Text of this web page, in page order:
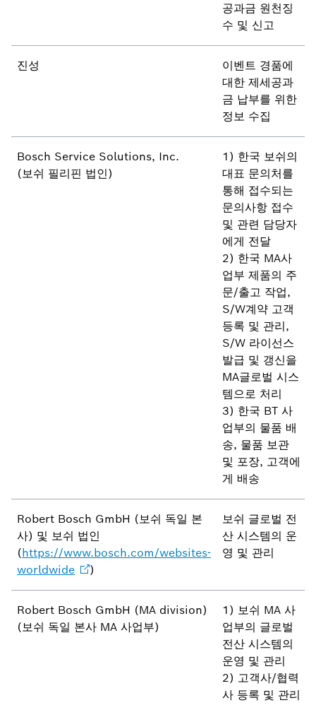
공과금 원천징
수 및 신고
진성
이벤트 경품에
대한 제세공과
금 납부를 위한
정보 수집
Bosch Service Solutions, Inc.
(보쉬 필리핀 법인)
1) 한국 보쉬의
대표 문의처를
통해 접수되는
문의사항 접수
및 관련 담당자
에게 전달
2) 한국 MA사
업부 제품의 주
문/출고 작업,
S/W계약 고객
등록 및 관리,
S/W 라이선스
발급 및 갱신을
MA글로벌 시스
템으로 처리
3) 한국 BT 사
업부의 물품 배
송, 물품 보관
및 포장, 고객에
게 배송
Robert Bosch GmbH (보쉬 독일 본
사) 및 보쉬 법인
(https://www.bosch.com/websites-
worldwide
)
보쉬 글로벌 전
산 시스템의 운
영 및 관리
Robert Bosch GmbH (MA division)
(보쉬 독일 본사 MA 사업부)
1) 보쉬 MA 사
업부의 글로벌
전산 시스템의
운영 및 관리
2) 고객사/협력
사 등록 및 관리